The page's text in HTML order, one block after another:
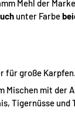
Mehl der Marke
unter Farbe
für große Karpfen.
Mischen mit
Tigernüsse und